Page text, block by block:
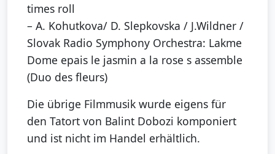
times roll
– A. Kohutkova/ D. Slepkovska / J.Wildner /
Slovak Radio Symphony Orchestra: Lakme
Dome epais le jasmin a la rose s assemble
(Duo des fleurs)
Die übrige Filmmusik wurde eigens für
den Tatort von Balint Dobozi komponiert
und ist nicht im Handel erhältlich.